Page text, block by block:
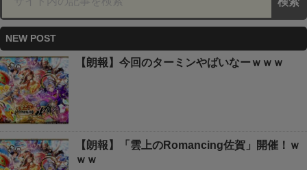
NEW POST
【朗報】今回のターミンやばいなーｗｗｗ
【朗報】「雲上のRomancing佐賀」開催！ｗ
ｗｗ